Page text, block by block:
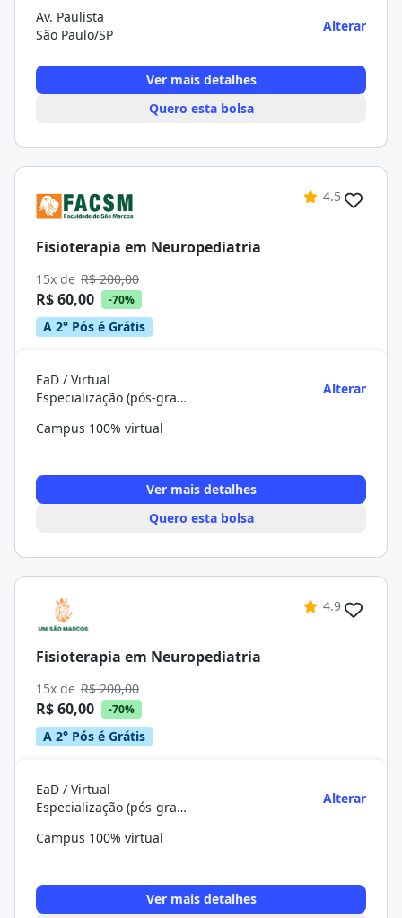
Av. Paulista
São Paulo/SP
Alterar
Ver mais detalhes
Quero esta bolsa
4.5
Fisioterapia em Neuropediatria
15x de R$ 200,00
R$ 60,00 -70%
A 2° Pós é Grátis
EaD / Virtual
Especialização (pós-graduação)
Alterar
Campus 100% virtual
Ver mais detalhes
Quero esta bolsa
4.9
Fisioterapia em Neuropediatria
15x de R$ 200,00
R$ 60,00 -70%
A 2° Pós é Grátis
EaD / Virtual
Especialização (pós-graduação)
Alterar
Campus 100% virtual
Ver mais detalhes